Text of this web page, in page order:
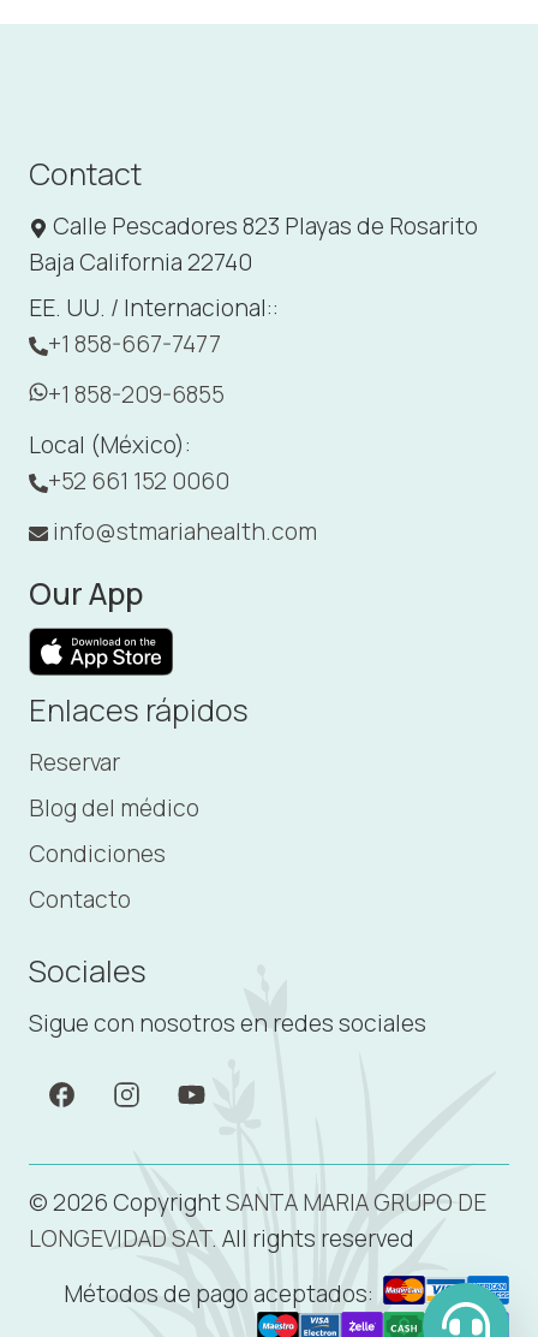
Contact
Calle Pescadores 823 Playas de Rosarito
Baja California 22740
EE. UU. / Internacional::
+1 858-667-7477
+1 858-209-6855
Local (México):
+52 661 152 0060
info@stmariahealth.com
Our App
Enlaces rápidos
Reservar
Blog del médico
Condiciones
Contacto
Sociales
Sigue con nosotros en redes sociales
© 2026 CopyrightSANTA MARIA GRUPO DE
LONGEVIDAD SAT. All rights reserved
Métodos de pago aceptados: